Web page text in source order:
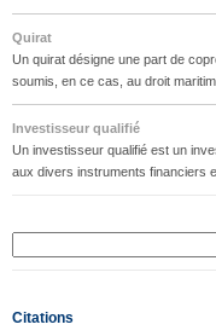
Quirat
Un quirat désigne une part de
soumis, en ce cas, au droit
Investisseur qualifié
Un investisseur qualifié est un
aux divers instruments financiers
Citations